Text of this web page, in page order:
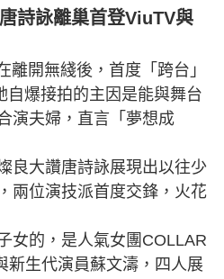
詩詠離巢首登ViuTV與
離開無綫後，首度「跨台」
自爆接拍的主因是能與舞台
演夫婦，直言「夢想成
良大讚唐詩詠展現出以往少
兩位演技派首度交鋒，火花
女的，是人氣女團COLLAR
新生代演員蘇文濤，四人展